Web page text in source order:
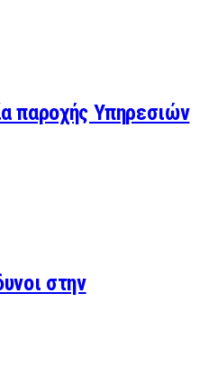
παροχής Υπηρεσιών
στην